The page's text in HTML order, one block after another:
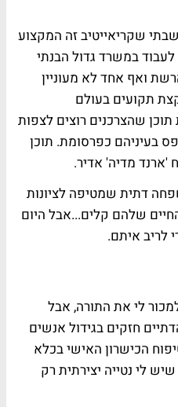
שקריאייטיב זה המקצוע
במשרד גדול הבנתי
ואף אחד לא מעוניין
תקועים בעולם
שהצרכנים רוצים לצפות
בעיניהם כפרסומת. תוכן
'ארנד מדיה' אדיר.
דתית שמטיפה לציונות
שלהם קלים...אבל היום
לריב איתם.
לי את התורה, אבל
חזקים בגידול אנשים
הכישרון האישי בכלא
לי נטייה יצירתית רק